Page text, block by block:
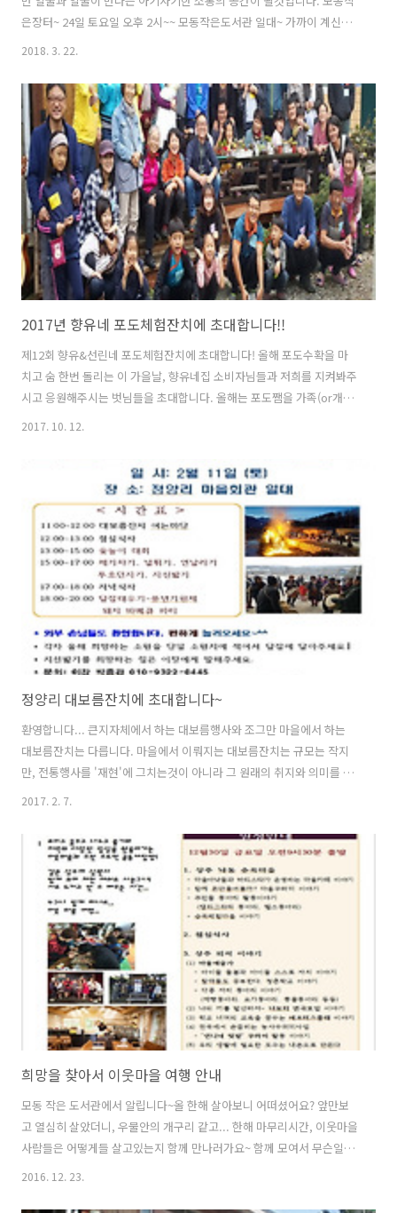
은장터~ 24일 토요일 오후 2시~~ 모동작은도서관 일대~ 가까이 계신분
들은 놀러오시와요^^ ♡♡모동작은장터 내용♡♡ 일시 : 24일(토) 오후
운영 : * 조청+가래떡.사과즙 (임경아님) * 작은 빵집: 포도식빵, 조각케
잌, 슈, 티라미스 (최빵+빵모임) * 수제 베이컨 (금천 김용운님) * 수제손
두부. 띄움비지. 잡곡(용호리 이란순 어른) * 오미자청.건오미자(신수진
님) * 사과쨈(이은주님) / 시금치 * 딸기 / 사과 * 다육이 전시판매(들꽃마
을) / 양말장사(김형수님) * 방사유정란 (용호) *..
2018. 3. 22.
2017년 향유네 포도체험잔치에 초대합니다!!
제12회 향유&선린네 포도체험잔치에 초대합니다! 올해 포도수확을 마
치고 숨 한번 돌리는 이 가을날, 향유네집 소비자님들과 저희를 지켜봐주
시고 응원해주시는 벗님들을 초대합니다. 올해는 포도쨈을 가족(or개인)
단위로 만들어 보려고 합니다. 한가족 준으로 3~4병(370mm병) 정도 만
가정(or개인)당 포도주 1병씩을 보내드리겠습니다. 가족이나 친구들과
오셔서 함께 향유네가 한해 어떻게 살았나 이야기도 나눠보시고, 함께 식
사도 하시고, 포도쨈과 포도주도 함께 만들어 보는 시간을 가지겠습니다.
언제: 2017년 10월 21일(토) 11시30분 어디: 향유네집 마당과 포도밭일
대 (..
2017. 10. 12.
정양리 대보름잔치에 초대합니다~
환영합니다... 큰지자체에서 하는 대보름행사와 조그만 마을에서 하는
대보름잔치는 다릅니다. 마을에서 이뤄지는 대보름잔치는 규모는 작지
만, 전통행사를 '재현'에 그치는것이 아니라 그 원래의 취지와 의미를 오
롯이 '체화'시킬수 있다는 것에서 다른것 같습니다. 마을의 옛정취를 느
2017. 2. 7.
희망을 찾아서 이웃마을 여행 안내
모동 작은 도서관에서 알립니다~올 한해 살아보니 어떠셨어요? 앞만보
고 열심히 살았더니, 우물안의 개구리 같고... 한해 마무리시간, 이웃마을
사람들은 어떻게들 살고있는지 함께 만나러가요~ 함께 모여서 무슨일을
도모하는지... 무엇에 행복해하고, 무엇에 힘겨워하는지... 나와 우리만
2016. 12. 23.